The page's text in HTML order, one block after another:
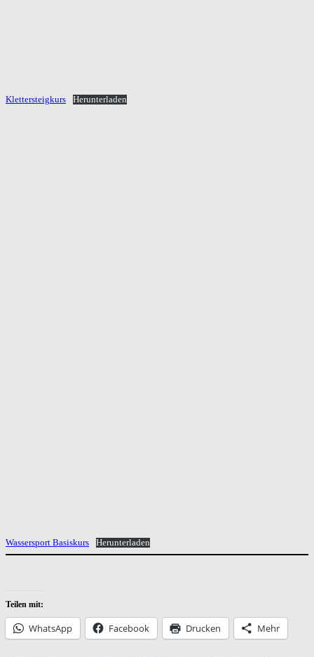
Klettersteigkurs Herunterladen
Wassersport Basiskurs Herunterladen
Teilen mit:
WhatsApp Facebook Drucken Mehr